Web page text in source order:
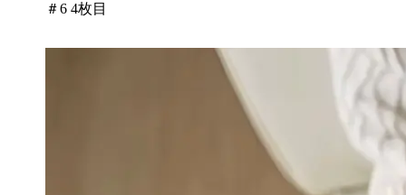
＃6 4枚目